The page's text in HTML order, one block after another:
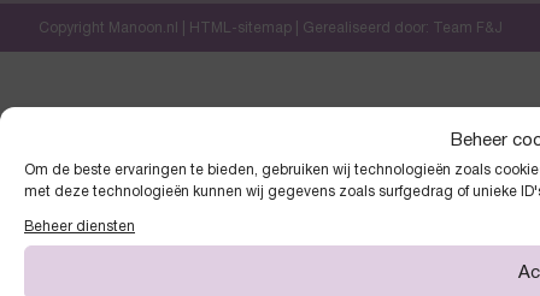
Beheer
Om de beste ervaringen te bieden, gebruiken wij technologieën zoals
met deze technologieën kunnen wij gegevens zoals surfgedrag of unieke
Beheer diensten
Copyright Manoon.nl | HTML-sitemap| Gerealiseerd door: Team F&J